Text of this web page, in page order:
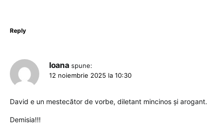
Reply
Ioana spune:
12 noiembrie 2025 la 10:30
David e un mestecător de vorbe, diletant mincinos și arogant.
Demisia!!!